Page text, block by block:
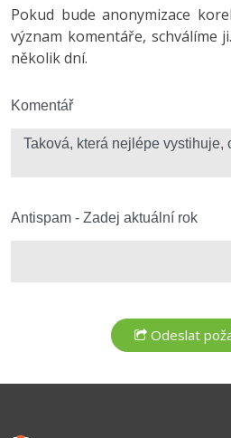
WordPress specialista
Umělá inteligence (AI) -
Fórum
Windows
Kybernetická
Fórum
Pokud bude anonymizace
význam komentáře, schválíme
několik dní.
Komentář
Antispam - Zadej aktuální rok